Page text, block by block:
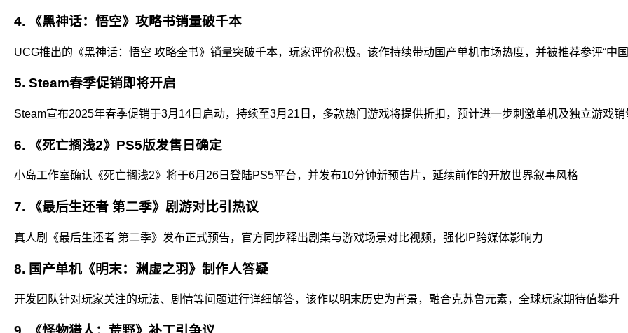
4. ​ ​《黑神话：悟空》攻略书销量破千本
UCG推出的《黑神话：悟空 攻略全书》销量突破千本，玩家评价积极。该作持续带动国产单机市场热度，并被推荐参评“中
5. ​ Steam春季促销即将开启
Steam宣布2025年春季促销于3月14日启动，持续至3月21日，多款热门游戏将提供折扣，预计进一步刺激单机及独立游戏销
6. ​ ​《死亡搁浅2》PS5版发售日确定
小岛工作室确认《死亡搁浅2》将于6月26日登陆PS5平台，并发布10分钟新预告片，延续前作的开放世界叙事风格
7. ​ ​《最后生还者 第二季》剧游对比引热议
真人剧《最后生还者 第二季》发布正式预告，官方同步释出剧集与游戏场景对比视频，强化IP跨媒体影响力
8. ​ 国产单机《明末：渊虚之羽》制作人答疑
开发团队针对玩家关注的玩法、剧情等问题进行详细解答，该作以明末历史为背景，融合克苏鲁元素，全球玩家期待值攀升